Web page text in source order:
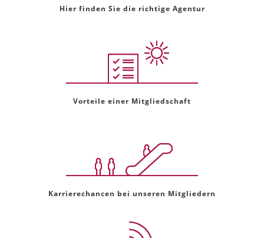
Hier finden Sie die richtige Agentur
Vorteile einer Mitgliedschaft
Karrierechancen bei unseren Mitgliedern